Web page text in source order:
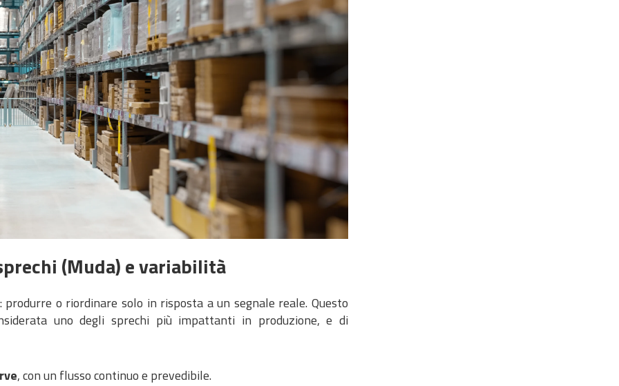
(Muda) e variabilità
o riordinare solo in risposta a un segnale reale. Questo
uno degli sprechi più impattanti in produzione, e di
, con un flusso continuo e prevedibile.